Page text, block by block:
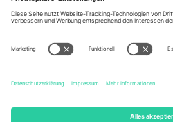
Av Chapultepec 360, Roma
Norte, Cuauhtémoc, 06700
Ciudad de México, CDMX,
Mexico
Die juristische Person des
Informationen finden Sie auf der